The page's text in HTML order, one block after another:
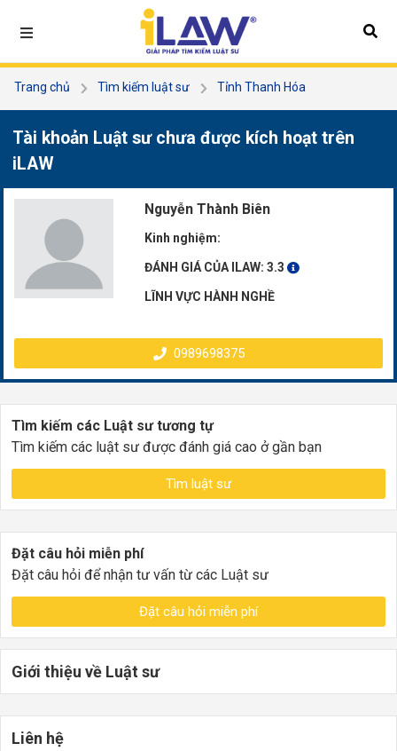
Trang chủ Tìm kiếm luật sư
Tỉnh Thanh Hóa
Tài khoản Luật sư chưa được kích hoạt trên
iLAW
Nguyễn Thành Biên
Kinh nghiệm:
ĐÁNH GIÁ CỦA ILAW: 3.3
LĨNH VỰC HÀNH NGHỀ
0989698375
Tìm kiếm các Luật sư tương tự
Tìm kiếm các luật sư được đánh giá cao ở gần bạn
Tìm luật sư
Đặt câu hỏi miễn phí
Đặt câu hỏi để nhận tư vấn từ các Luật sư
Đặt câu hỏi miễn phí
Giới thiệu về Luật sư
Liên hệ